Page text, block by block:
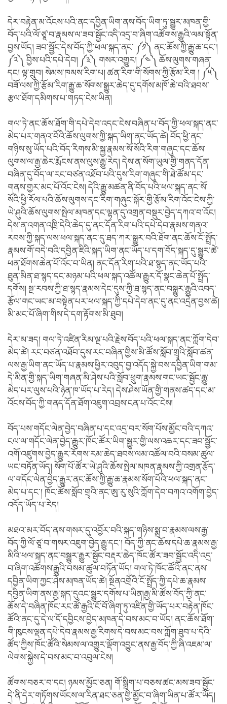
དེར་བརྟེན་མ་འོངས་པའི་ནང་དབྱིན་ཡིག་ནས་བོད་ཡིག་ཏུ་སྒྱུར་མཁན་གྱི་
བོད་པའི་ལོ་ཙཱ་བ་རྣམས་ལ་ཟབ་སྦྱོང་འདི་འདྲ་བ་ཞིག་འཚོགས་རྒྱུའི་ལམ་སྟོན་
བྱས་ཡོད། ཟབ་སྦྱོང་དེས་བོད་ཀྱི་ཕལ་སྐད་ནང་ ༼༡༽ ནང་ཆོས་ཀྱི་རྒྱུ་ཆ་དང་།
༼༢༽ བྱིས་པའི་དཔེ་དེབ། ༼༣༽ གསར་འགྱུར། ༼༤༽ ཆོས་ལུགས་གཞན་
དང། ལྟ་གྲུབ། སེམས་ཁམས་རིག་པ། ཚན་རིག་གི་སོགས་ཀྱི་རྩོམ་རིག ། ༼༥༽
བཟོ་ལས་ཀྱི་རྩོམ་རིག་རྒྱུ་ཆ་སོགས་སྒྱུར་ཆེད་དུ་དགོས་མཁོ་ཆེ་བའི་ཐབས་
རྩལ་ཐོག་དམིགས་པ་གཏད་ངེས་ཡིན།
གལ་ཏེ་ནང་ཆོས་ཐོག་གི་དཔེ་དེབ་འདང་ངེས་བཞིན་པ་བོད་ཀྱི་ཕལ་སྐད་ནང་
མེད་པར་གནའ་བོའི་ཆོས་ལུགས་ཀྱི་སྐད་ཡིག་ནང་ཡོད་ཚེ། བོད་ཕྱི་ནང་
གཉིས་སུ་ཡོད་པའི་བོད་རིགས་མི་སྐྱ་རྣམས་སོ་སོའི་རིག་གཞུང་དང་ཆོས་
ལུགས་ལ་རྒྱ་ཆེར་རྨོངས་ནས་ལུས་རྒྱུ་རེད། དེས་ན་སོག་ཡུལ་གྱི་གནད་དོན་
བཞིན་དུ་བོད་ལ་རང་བཙན་འཐོབ་པའི་དུས་རིག་གཞུང་གི་ཐེ་ཚོམ་དང་
གནས་གྱར་མང་པོ་འོང་ངེས། དེའི་རྒྱུ་མཚན་ནི་བོད་པའི་ཕལ་སྐད་ནང་སོ་
སོའི་ཕྱི་རོལ་པའི་ཆོས་ལུགས་དང་རིག་གཞུང་སྐོར་གྱི་རྩོམ་རིག་འོང་ངེས་ཀྱི་
ཡེ་ཤུའི་ཆོས་ལུགས་སྤེལ་མཁན་དང་ལྷན་དུ་འགྲན་བསྡུར་བྱེད་དཀའ་བ་འོང།
དེས་ན་འགན་འཁྲི་དེའི་ཆེད་དུ་ནང་དོན་རིག་པའི་དཔེ་དེབ་རྣམས་གནའ་
རབས་ཀྱི་སྐད་ལས་ཕལ་སྐད་ནང་དུ་ཐད་ཀར་སྒྱུར་བའི་ཐོག་ནང་ཆོས་ངོ་སྤྲོད་
རྣམས་གོ་བདེ་བའི་དབྱིན་ཇིའི་སྐད་ཡིག་ནང་ཡོད་པ་དག་བོད་སྐད་དུ་སྒྱུར་ཚེ་
ཕན་ཐོགས་ཆེན་པོ་འོང་བ་ཡིན། ནང་དོན་རིག་པའི་ཐ་སྙད་ནང་ཡོད་པའི་
ཐུན་མིན་ཐ་སྙད་དང་མཉམ་པའི་ཕལ་སྐད་འཚོལ་རྒྱུར་དོ་སྣང་ཆེན་པོ་སྤྲོད་
དགོས། སྔ་རབས་ཀྱི་ཐ་སྙད་རྣམས་དེང་དུས་ཀྱི་ཐ་སྙད་ནང་བསྒྱུར་རྒྱུའི་འབད་
རྩོལ་གང་ཡང་མ་བསྟེན་པར་ཕལ་སྐད་ཀྱི་དཔེ་དེབ་ནང་དུ་ནང་འདྲེན་བྱས་ཚེ།
མི་མང་པོ་ཞིག་གིས་དེ་དག་རྟོགས་མི་ཐུབ།
དེར་མ་ཟད། གལ་ཏེ་འཛིན་རིམ་ལྔ་པའི་རྗེས་བོད་པའི་ཕལ་སྐད་ནང་ཀློག་དེབ་
མེད་ཚེ། རང་བཙན་འཐོབ་དུས་རང་བཞིན་གྱིས་མི་ཚོས་སློབ་གྲྭའི་སློབ་ཚན་
ལས་རྒྱ་ཡིག་ནང་ཡོད་པ་རྣམས་ཕྱིར་འབུད་བྱ་འདོད་སྐྱེ་བས་དབྱིན་ཡིག་གམ་
དེ་མིན་གྱི་སྐད་ཡིག་གཞན་མི་ཤེས་པའི་སློབ་ཕྲུག་རྣམས་གང་ཡང་སྦྱོང་རྒྱུ་
མེད་པར་ལུས་པའི་ཉེན་ཁ་ཡོད་པ་རེད། དེས་ཤེས་ཡོན་གྱི་གནས་ཚད་དང་མ་
འོངས་བོད་ཀྱི་གནད་དོན་ཐོག་འཇུག་འབྲས་ངན་པ་འོང་ངེས།
བོད་པས་གདོང་ལེན་བྱེད་བཞིན་པ་དང་འདྲ་བར་སོག་པོས་མྱོང་བའི་དཀའ་
ངལ་ལ་གདོང་ལེན་བྱེད་རྒྱུར་ཁོང་ཚོར་ཡིག་སྒྱུར་གྱི་ལས་འཆར་དང་ཟབ་སྦྱོང་
འགོ་འཛུགས་བྱེད་རྒྱུར་རོགས་རམ་ཆེད་ཐབས་ལམ་འཚོལ་བའི་བསམ་ཚུལ་
ཡང་བཏོན་ཡོད། སོག་པོ་ཚོར་ཡེ་ཤུའི་ཆོས་སྤེལ་མཁན་རྣམས་ཀྱི་འགྲན་རྩོད་
ལ་གདོང་ལེན་བྱེད་རྒྱུར་ནང་ཆོས་ཀྱི་རྒྱུ་ཆ་རྣམས་སོག་པོའི་ཕལ་སྐད་ནང་
མེད་པ་དང་། ཁོང་ཚོས་སློབ་གྲྭའི་ནང་ཨུ་རུ་སུའི་ཀློག་དེབ་བཀའ་འགོག་བྱེད་
འདོད་ཡོད་པ་རེད།
མཐའ་མར་བོད་ནས་གསར་དུ་འབྱོར་བའི་སྐད་གཉིས་སྨྲ་བ་རྣམས་ལས་རྒྱ་
བོད་ཀྱི་ལོ་ཙཱ་བ་གསར་འཇུག་བྱེད་རྒྱུ་དང་། བོད་ཀྱི་ནང་ཆོས་དཔེ་ཆ་རྣམས་རྒྱ་
མིའི་ཕལ་སྐད་ནང་བསྒྱུར་རྒྱུར་སྦྱོང་བརྡར་ཆེད་ཁོང་ཚོར་ཟབ་སྦྱོང་འདི་འདྲ་
བ་ཞིག་འཚོགས་རྒྱུའི་བསམ་ཚུལ་བཏོན་ཡོད། གལ་ཏེ་ཁོང་ཚོའི་ནང་ནས་
དབྱིན་ཡིག་ཀྱང་ཤེས་མཁན་ཡོད་ཚེ། སྔོནའགྲོའི་ངོ་སྤྲོད་ཀྱི་དཔེ་ཆ་རྣམས་
དབྱིན་ཡིག་ནས་རྒྱ་སྐད་དུའང་སྒྱུར་དགོས་པ་ཡིན།རྒྱ་མི་ཚོས་བོད་ཀྱི་ནང་
ཆོས་དེ་བཞིན་ཁོང་རང་ཚོ་རྒྱའི་ངོ་བོ་ཞིག་ཏུ་འཛིན་གྱི་ཡོད་པར་བརྟེན་ཁོང་
ཚོའི་ནང་དུ་དེ་ལ་དོ་དབྱིངས་བྱེད་མཁན་དེ་བས་མང་བ་ཡོད། ནང་ཆོས་ཐོག་
གི་ཁུངས་ལྡན་དཔེ་དེབ་རྣམས་རྒྱ་རིགས་དེ་བས་མང་བས་ཀློག་ཐུབ་པ་དེའི་
ཚོད་ཀྱིས་ཁོང་ཚོའི་སེམས་ལ་འགྱུར་ལྡོག་འབྱུང་ནས་རྒྱ་བོད་ཀྱི་ཞི་འཇམ་ལ་
ལེགས་སྐྱེས་དེ་བས་མང་བ་འབུལ་ངེས།
ཚོགས་བཅར་བ་དང། ཉམས་མྱོང་ཅན། གོ་སྒྲིག་པ་བཅས་ཚང་མས་ཟབ་སྦྱོང་
དེ་ནི་དེར་གཏོགས་ཡོངས་ལ་རིན་ཐང་ཅན་གྱི་མྱོང་བ་ཞིག་ཡིན་པ་ཚོར་ཡོད།